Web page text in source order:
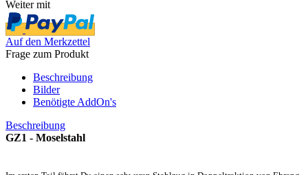
Weiter mit
Auf den Merkzettel
Frage zum Produkt
Beschreibung
Bilder
Benötigte AddOn's
Beschreibung
GZ1 - Moselstahl